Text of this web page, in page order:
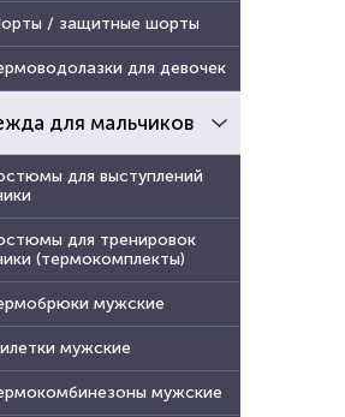
/ защитные шорты
для девочек
для мальчиков
для выступлений
для тренировок
(термокомплекты)
мужские
мужские
мужские